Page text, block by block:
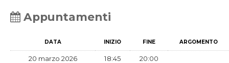
Appuntamenti
DATA INIZIO FINE ARGOMENTO
20 marzo 2026 18:45
20:00